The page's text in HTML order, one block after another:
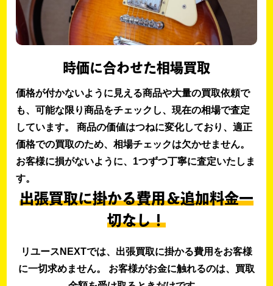
時価に合わせた相場買取
価格が付かないように見える商品や大量の買取依頼で
も、可能な限り商品をチェックし、現在の相場で査定
しています。 商品の価値はつねに変化しており、適正
価格での買取のため、相場チェックは欠かせません。
お客様に損がないように、1つずつ丁寧に査定いたしま
す。
出張買取に掛かる費用＆追加料金一
切なし！
リユースNEXTでは、出張買取に掛かる費用をお客様
に一切求めません。 お客様がお金に触れるのは、買取